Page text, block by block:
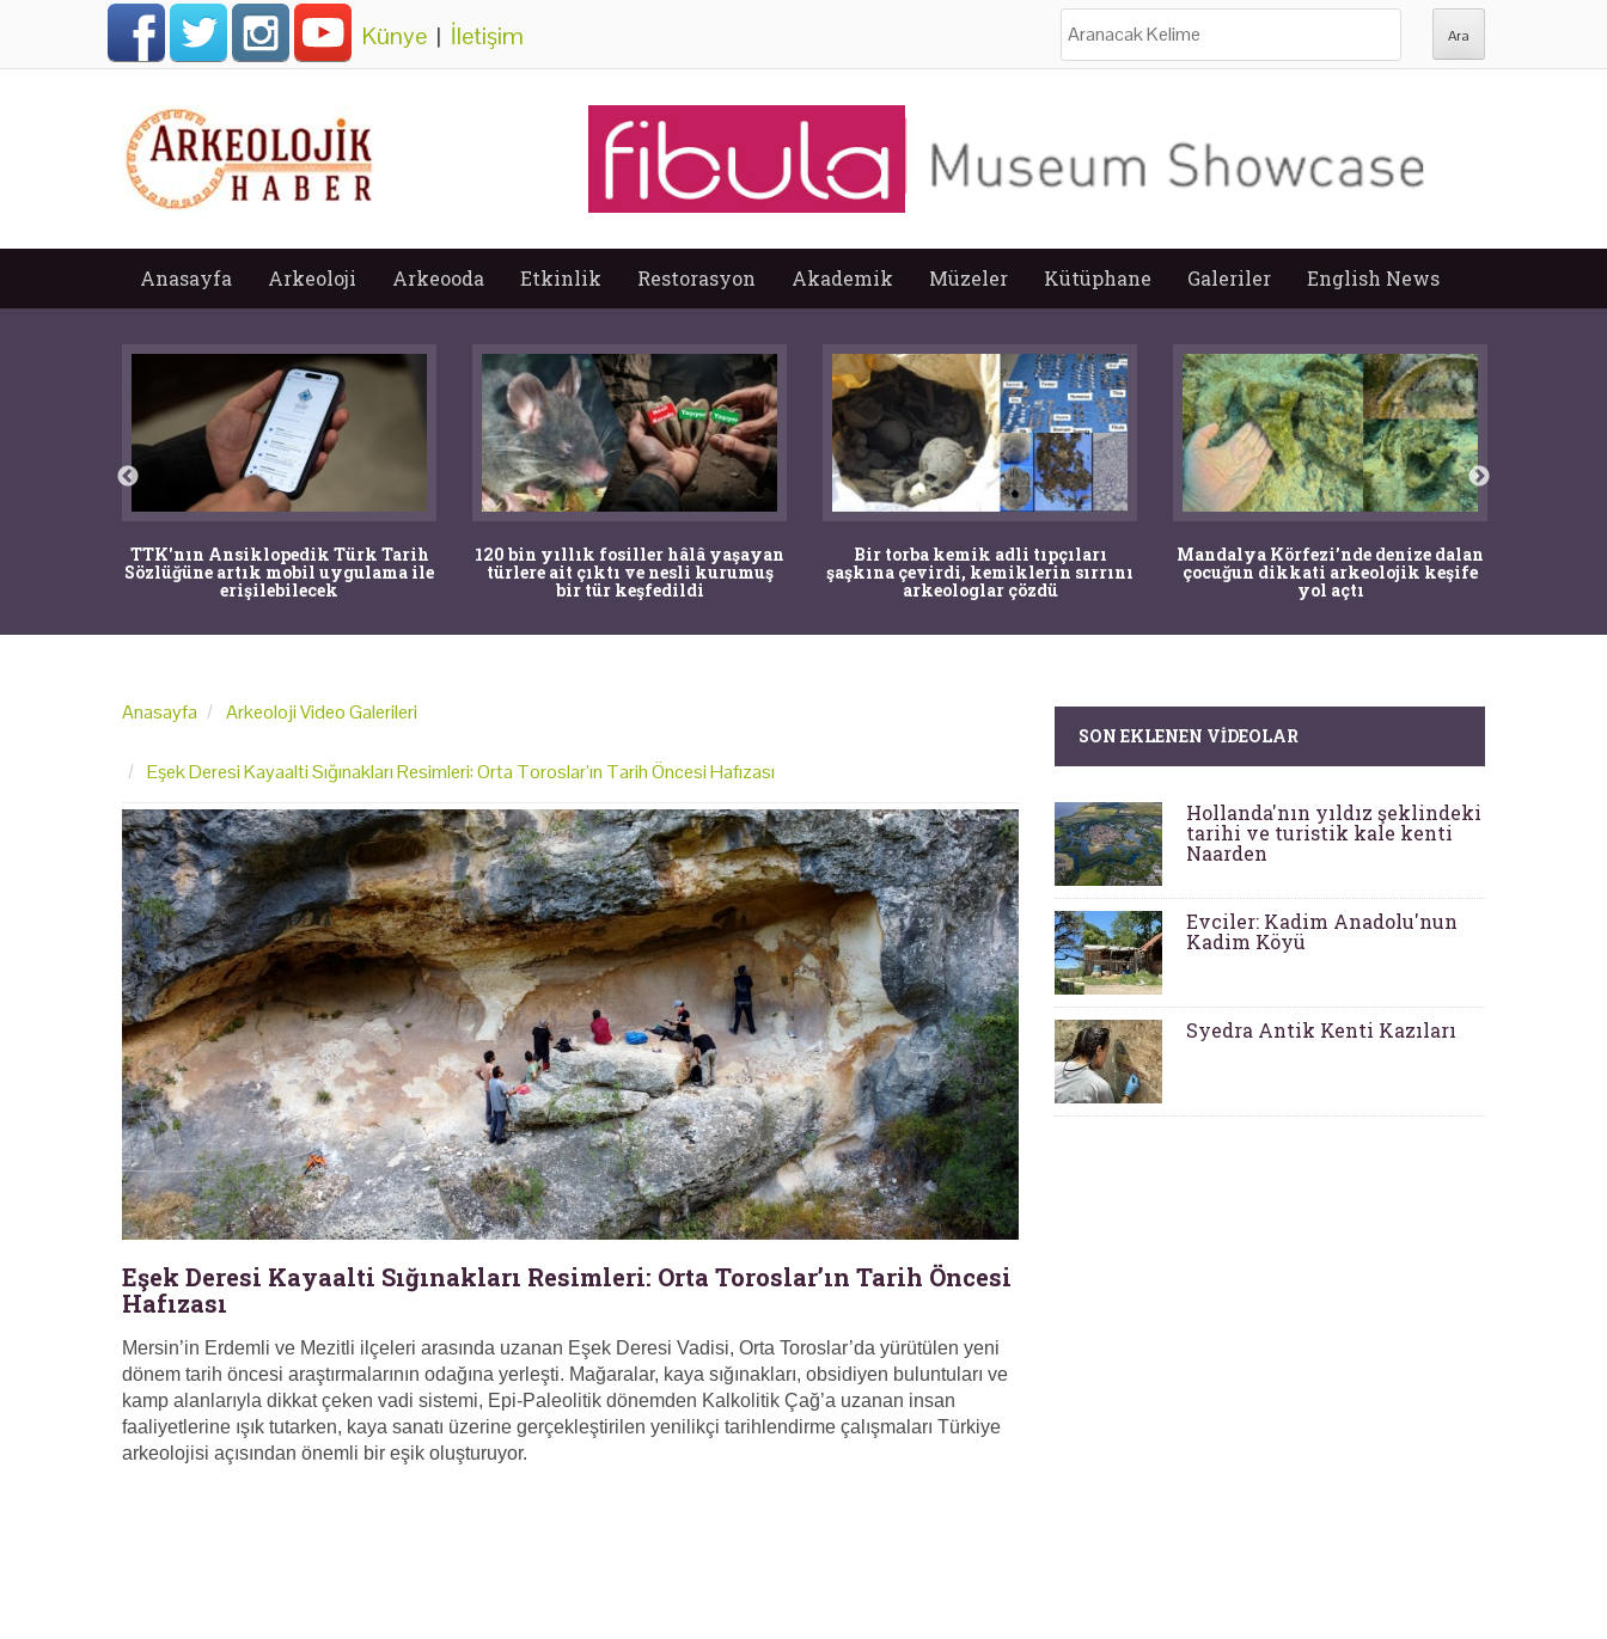
Künye | İletişim
Anasayfa Arkeoloji Arkeooda Etkinlik Restorasyon Akademik Müzeler Kütüphane Galeriler English News
TTK'nın Ansiklopedik Türk Tarih
Sözlüğüne artık mobil uygulama ile
erişilebilecek
120 bin yıllık fosiller hâlâ yaşayan
türlere ait çıktı ve nesli kurumuş
bir tür keşfedildi
Bir torba kemik adli tıpçıları
şaşkına çevirdi, kemiklerin sırrını
arkeologlar çözdü
Mandalya Körfezi’nde denize dalan
çocuğun dikkati arkeolojik keşife
yol açtı
Anasayfa Arkeoloji Video Galerileri
Eşek Deresi Kayaalti Sığınakları Resimleri: Orta Toroslar’ın Tarih Öncesi Hafızası
Eşek Deresi Kayaalti Sığınakları Resimleri: Orta Toroslar’ın Tarih Öncesi
Hafızası
Mersin’in Erdemli ve Mezitli ilçeleri arasında uzanan Eşek Deresi Vadisi, Orta Toroslar’da yürütülen yeni
dönem tarih öncesi araştırmalarının odağına yerleşti. Mağaralar, kaya sığınakları, obsidiyen buluntuları ve
kamp alanlarıyla dikkat çeken vadi sistemi, Epi-Paleolitik dönemden Kalkolitik Çağ’a uzanan insan
faaliyetlerine ışık tutarken, kaya sanatı üzerine gerçekleştirilen yenilikçi tarihlendirme çalışmaları Türkiye
arkeolojisi açısından önemli bir eşik oluşturuyor.
SON EKLENEN VIDEOLAR
Hollanda'nın yıldız şeklindeki
tarihi ve turistik kale kenti
Naarden
Evciler: Kadim Anadolu'nun
Kadim Köyü
Syedra Antik Kenti Kazıları